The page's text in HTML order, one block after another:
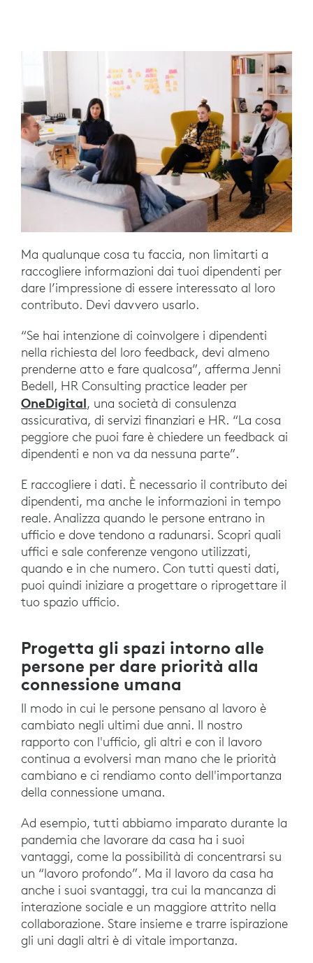
Ma qualunque cosa tu faccia, non limitarti a
raccogliere informazioni dai tuoi dipendenti per
dare l’impressione di essere interessato al loro
contributo. Devi davvero usarlo.
“Se hai intenzione di coinvolgere i dipendenti
nella richiesta del loro feedback, devi almeno
prenderne atto e fare qualcosa”, afferma Jenni
Bedell, HR Consulting practice leader per
OneDigital, una società di consulenza
assicurativa, di servizi finanziari e HR. “La cosa
peggiore che puoi fare è chiedere un feedback ai
dipendenti e non va da nessuna parte”.
E raccogliere i dati. È necessario il contributo dei
dipendenti, ma anche le informazioni in tempo
reale. Analizza quando le persone entrano in
ufficio e dove tendono a radunarsi. Scopri quali
uffici e sale conferenze vengono utilizzati,
quando e in che numero. Con tutti questi dati,
puoi quindi iniziare a progettare o riprogettare il
tuo spazio ufficio.
Progetta gli spazi intorno alle
persone per dare priorità alla
connessione umana
Il modo in cui le persone pensano al lavoro è
cambiato negli ultimi due anni. Il nostro
rapporto con l'ufficio, gli altri e con il lavoro
continua a evolversi man mano che le priorità
cambiano e ci rendiamo conto dell'importanza
della connessione umana.
Ad esempio, tutti abbiamo imparato durante la
pandemia che lavorare da casa ha i suoi
vantaggi, come la possibilità di concentrarsi su
un “lavoro profondo”. Ma il lavoro da casa ha
anche i suoi svantaggi, tra cui la mancanza di
interazione sociale e un maggiore attrito nella
collaborazione. Stare insieme e trarre ispirazione
gli uni dagli altri è di vitale importanza.